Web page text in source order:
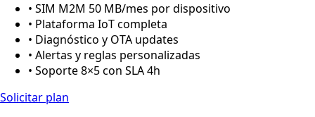
• SIM M2M 50 MB/mes por dispositivo
• Plataforma IoT completa
• Diagnóstico y OTA updates
• Alertas y reglas personalizadas
• Soporte 8×5 con SLA 4h
Solicitar plan